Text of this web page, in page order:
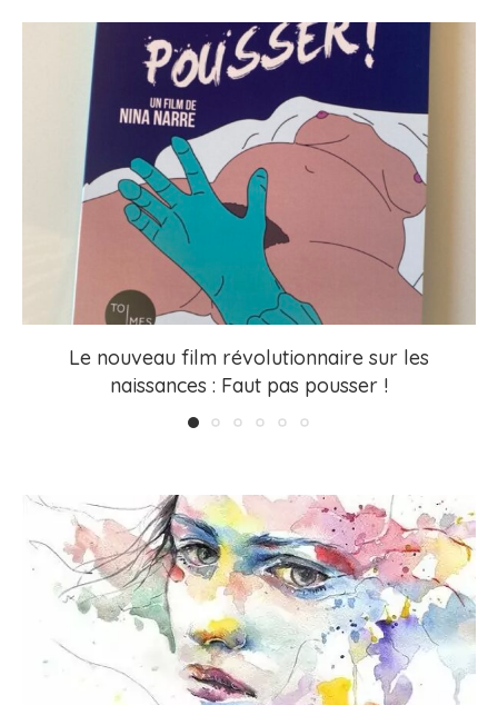
Le nouveau film révolutionnaire sur les
naissances : Faut pas pousser !